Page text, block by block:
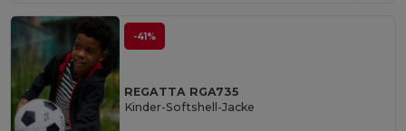
-41%
REGATTA RGA735
Kinder-Softshell-Jacke